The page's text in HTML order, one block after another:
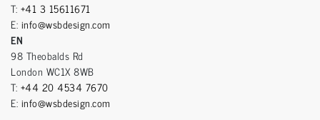
T: +41 3 15611671
E: info@wsbdesign.com
EN
98 Theobalds Rd
London WC1X 8WB
T: +44 20 4534 7670
E: info@wsbdesign.com